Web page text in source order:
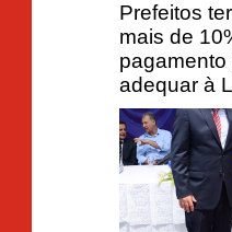
Prefeitos
mais de
pagamento
adequar à